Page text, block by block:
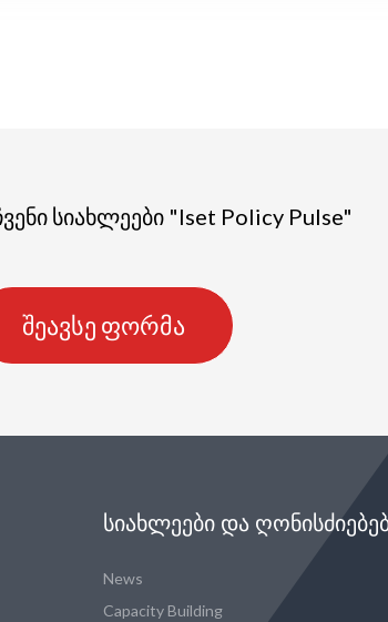
სიახლეები "Iset Policy Pulse"
შეავსე ფორმა
ᲡᲘᲐᲮᲚᲔᲔᲑᲘ ᲓᲐ
News
Capacity Building